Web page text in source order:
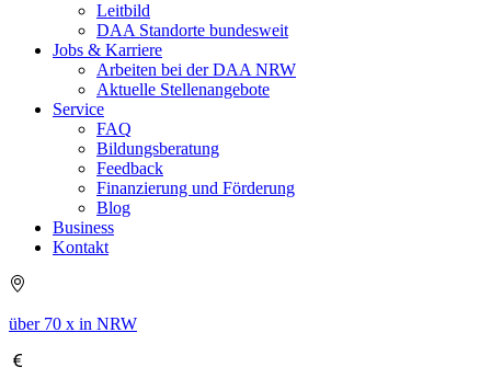
Leitbild
DAA Standorte bundesweit
Jobs & Karriere
Arbeiten bei der DAA NRW
Aktuelle Stellenangebote
Service
FAQ
Bildungsberatung
Feedback
Finanzierung und Förderung
Blog
Business
Kontakt
über 70 x in NRW